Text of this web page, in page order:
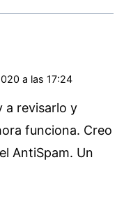
a las 17:24
a revisarlo y
funciona. Creo
AntiSpam. Un